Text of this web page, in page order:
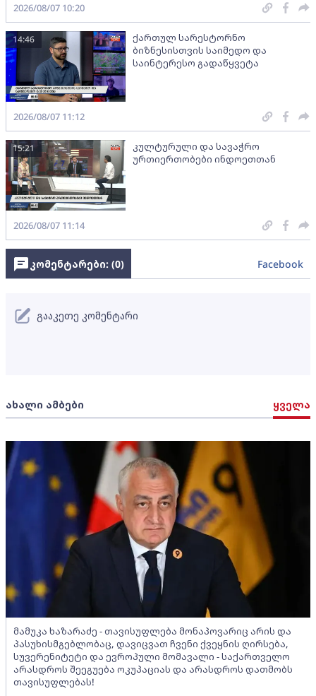
2026/08/07 10:20
ქართულ სარესტორნო
ბიზნესისთვის საიმედო და
საინტერესო გადაწყვეტა
14:46
2026/08/07 11:12
კულტურული და სავაჭრო
ურთიერთობები ინდოეთთან
15:21
2026/08/07 11:14
ახალი ამბები ყველა
მამუკა ხაზარაძე - თავისუფლება მონაპოვარიც არის და
პასუხისმგებლობაც, დავიცვათ ჩვენი ქვეყნის ღირსება,
სუვერენიტეტი და ევროპული მომავალი - საქართველო
არასდროს შეეგუება ოკუპაციას და არასდროს დათმობს
თავისუფლებას!
კომენტარები: (0) Facebook
გააკეთე კომენტარი